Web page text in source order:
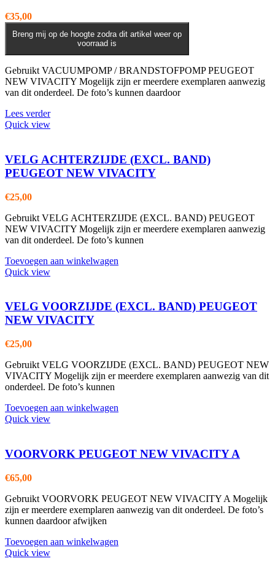
€35,00
Breng mij op de hoogte zodra dit artikel weer op
voorraad is
Gebruikt VACUUMPOMP / BRANDSTOFPOMP PEUGEOT
NEW VIVACITY Mogelijk zijn er meerdere exemplaren aanwezig
van dit onderdeel. De foto’s kunnen daardoor
Lees verder
Quick view
VELG ACHTERZIJDE (EXCL. BAND)
PEUGEOT NEW VIVACITY
€25,00
Gebruikt VELG ACHTERZIJDE (EXCL. BAND) PEUGEOT
NEW VIVACITY Mogelijk zijn er meerdere exemplaren aanwezig
van dit onderdeel. De foto’s kunnen
Toevoegen aan winkelwagen
Quick view
VELG VOORZIJDE (EXCL. BAND) PEUGEOT
NEW VIVACITY
€25,00
Gebruikt VELG VOORZIJDE (EXCL. BAND) PEUGEOT NEW
VIVACITY Mogelijk zijn er meerdere exemplaren aanwezig van dit
onderdeel. De foto’s kunnen
Toevoegen aan winkelwagen
Quick view
VOORVORK PEUGEOT NEW VIVACITY A
€65,00
Gebruikt VOORVORK PEUGEOT NEW VIVACITY A Mogelijk
zijn er meerdere exemplaren aanwezig van dit onderdeel. De foto’s
kunnen daardoor afwijken
Toevoegen aan winkelwagen
Quick view